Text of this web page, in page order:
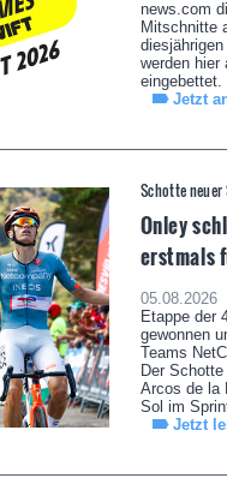
news.com
Mitschnitte
werden hier
Jetzt
Schotte
Onley
erstmals
05.08.2026 |
Etappe der
gewonnen
Teams
Der
Arcos de la
Sol im
Jetzt